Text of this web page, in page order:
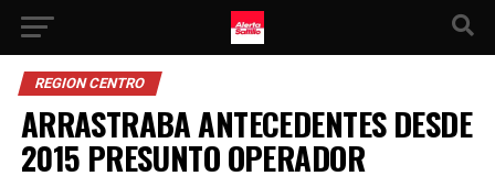
REGION CENTRO
ARRASTRABA ANTECEDENTES DESDE
2015 PRESUNTO OPERADOR